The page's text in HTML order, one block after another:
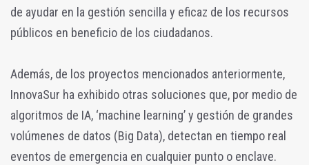
de ayudar en la gestión sencilla y eficaz de los recursos
públicos en beneficio de los ciudadanos.
Además, de los proyectos mencionados anteriormente,
InnovaSur ha exhibido otras soluciones que, por medio de
algoritmos de IA, ‘machine learning’ y gestión de grandes
volúmenes de datos (Big Data), detectan en tiempo real
eventos de emergencia en cualquier punto o enclave.